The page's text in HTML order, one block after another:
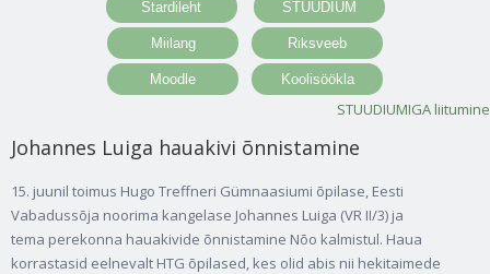
STUUDIUMIGA liitumine
Johannes Luiga hauakivi õnnistamine
15. juunil toimus Hugo Treffneri Gümnaasiumi õpilase, Eesti
Vabadussõja noorima kangelase Johannes Luiga (VR II/3) ja
tema perekonna hauakivide õnnistamine Nõo kalmistul. Haua
korrastasid eelnevalt HTG õpilased, kes olid abis nii hekitaimede